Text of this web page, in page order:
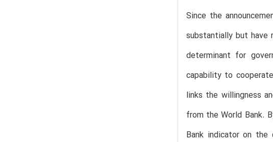
Since the
substantially but have
determinant for
capability to
links the willingness
from the World Bank.
Bank indicator on the